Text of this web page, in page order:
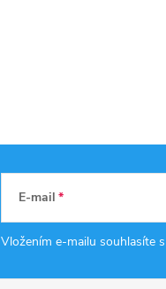
E-mail
Vložením e-mailu souhlasíte s